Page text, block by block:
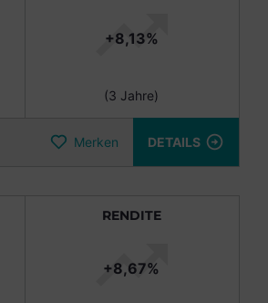
+8,13%
(3 Jahre)
Merken DETAILS
RENDITE
+8,67%